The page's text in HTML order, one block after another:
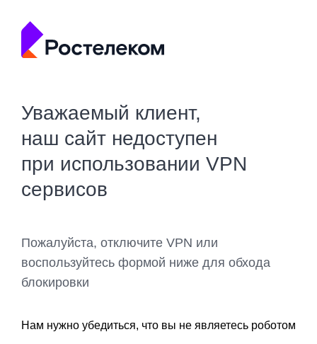
Уважаемый клиент,
наш сайт недоступен
при использовании VPN
сервисов
Пожалуйста, отключите VPN или
воспользуйтесь формой ниже для обхода
блокировки
Нам нужно убедиться, что вы не являетесь роботом